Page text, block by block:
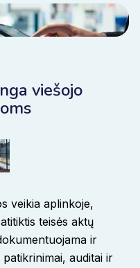
viešojo
veikia aplinkoje,
teisės aktų
ir
auditai ir